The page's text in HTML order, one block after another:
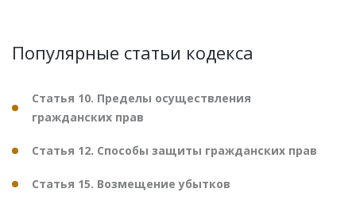
Популярные статьи кодекса
Статья 10. Пределы осуществления
гражданских прав
Статья 12. Способы защиты гражданских прав
Статья 15. Возмещение убытков